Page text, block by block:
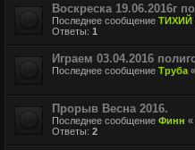
Воскреска 19.06.2016г
Последнее сообщение ТИХИЙ
Ответы: 1
Играем 03.04.2016
Последнее сообщение Труба «
Прорыв Весна 2016.
Последнее сообщение Финн «
Ответы: 2